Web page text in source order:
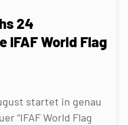
24
IFAF World Flag
startet in genau
“IFAF World Flag